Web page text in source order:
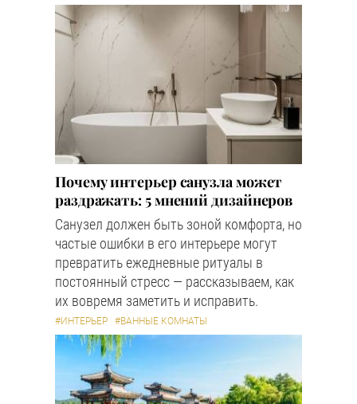
Почему интерьер санузла может
раздражать: 5 мнений дизайнеров
Санузел должен быть зоной комфорта, но
частые ошибки в его интерьере могут
превратить ежедневные ритуалы в
постоянный стресс — рассказываем, как
их вовремя заметить и исправить.
#ИНТЕРЬЕР #ВАННЫЕ КОМНАТЫ